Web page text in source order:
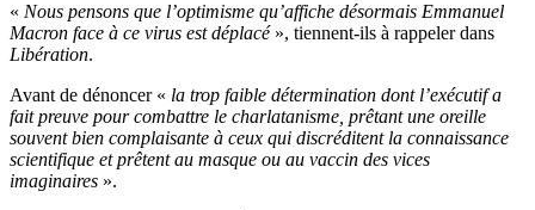
« Nous pensons que l’optimisme qu’affiche désormais Emmanuel
Macron face à ce virus est déplacé», tiennent-ils à rappeler dans
Libération.
Avant de dénoncer « la trop faible détermination dont l’exécutif a
fait preuve pour combattre le charlatanisme, prêtant une oreille
souvent bien complaisante à ceux qui discréditent la connaissance
scientifique et prêtent au masque ou au vaccin des vices
imaginaires ».